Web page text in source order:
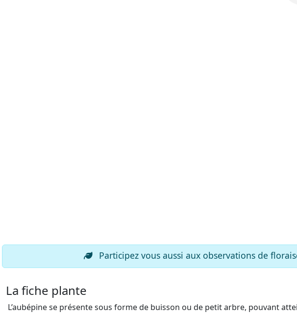
Participez vous aussi aux observations de
La fiche plante
L’aubépine se présente sous forme de buisson ou de petit arbre, pouvant